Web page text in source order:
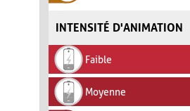
INTENSITÉ D'ANIMATION
Faible
Moyenne